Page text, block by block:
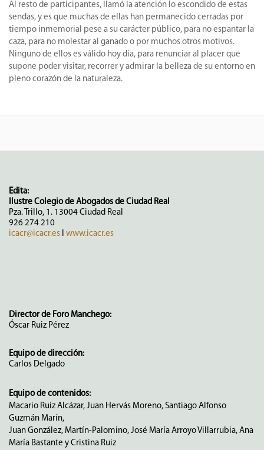
Al resto de participantes, llamó la atención lo escondido de estas
sendas, y es que muchas de ellas han permanecido cerradas por
tiempo inmemorial pese a su carácter público, para no espantar la
caza, para no molestar al ganado o por muchos otros motivos.
Ninguno de ellos es válido hoy día, para renunciar al placer que
supone poder visitar, recorrer y admirar la belleza de su entorno en
pleno corazón de la naturaleza.
Edita:
Ilustre Colegio de Abogados de Ciudad Real
Pza. Trillo, 1. 13004 Ciudad Real
926 274 210
icacr@icacr.es I www.icacr.es
Director de Foro Manchego:
Óscar Ruiz Pérez
Equipo de dirección:
Carlos Delgado
Equipo de contenidos:
Macario Ruiz Alcázar, Juan Hervás Moreno, Santiago Alfonso
Guzmán Marín,
Juan González, Martín-Palomino, José María Arroyo Villarrubia, Ana
María Bastante y Cristina Ruiz